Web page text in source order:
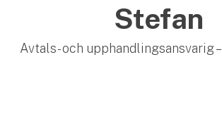
Stefan
Avtals- och upphandlingsansvarig –